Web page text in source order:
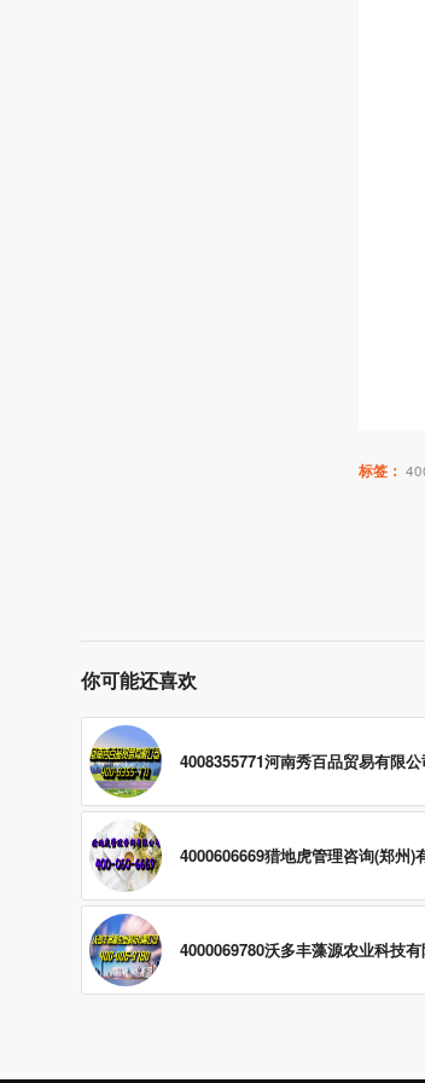
标签：
你可能还喜欢
4008355771河南秀百品贸易有限
4000606669猎地虎管理咨询(郑州)
4000069780沃多丰藻源农业科技